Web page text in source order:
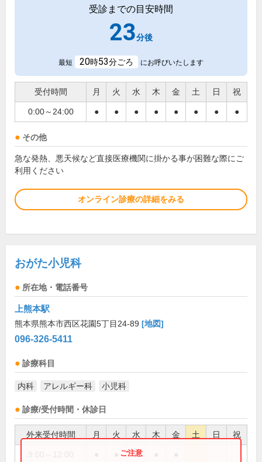
受診までの目安時間
23分後
最短 20時53分ごろ にお呼びいたします
受付時間 月 火 水 木 金 土 日 祝
0:00～24:00 ● ● ● ● ● ● ● ●
その他
急な発熱、悪天候など直接医療機関に掛かる事が困難な際にご
利用ください
オンライン診療の詳細をみる
おがた小児科
所在地・電話番号
上熊本駅
熊本県熊本市西区花園5丁目24-89 [地図]
096-326-5411
診療科目
内科 アレルギー科 小児科
診療/受付時間・休診日
外来受付時間 月 火 水 木 金 土 日 祝
●